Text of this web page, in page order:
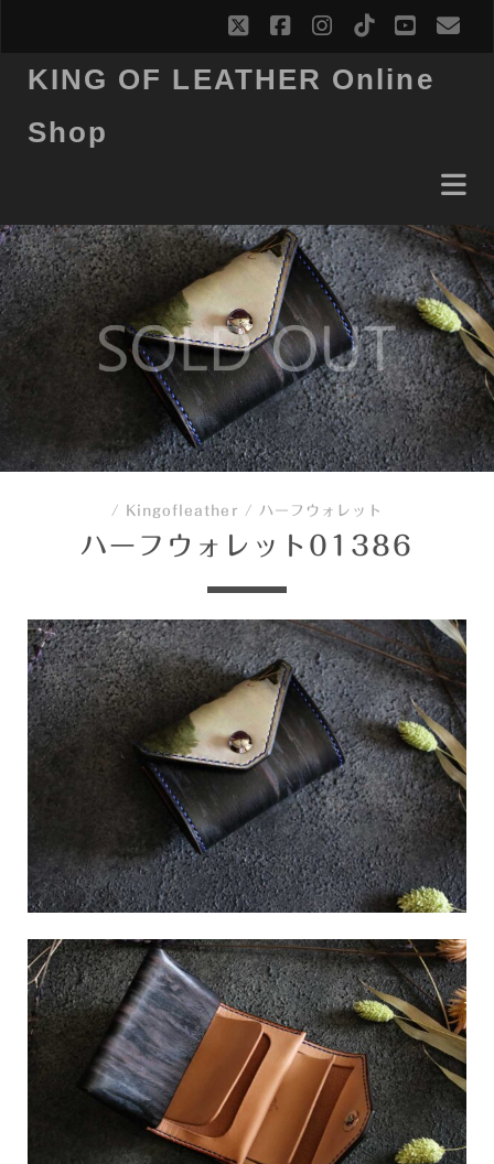
twitterfacebookinstagram
tiktok
KING OF LEATHER Online
Shop
/ Kingofleather / ハーフウォレット
ハーフウォレット01386